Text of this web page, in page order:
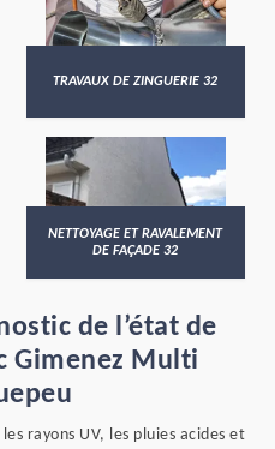
TRAVAUX DE ZINGUERIE 32
NETTOYAGE ET RAVALEMENT
DE FAÇADE 32
de l’état de
Gimenez Multi
rayons UV, les pluies acides et